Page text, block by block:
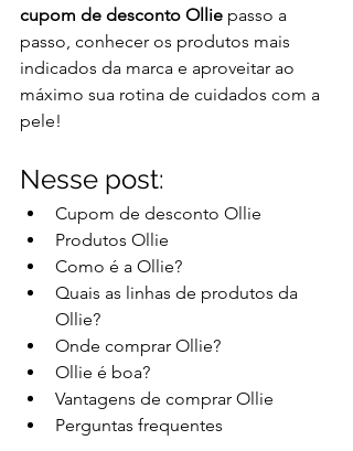
cupom de desconto Ollie passo a
passo, conhecer os produtos mais
indicados da marca e aproveitar ao
máximo sua rotina de cuidados com a
pele!
Nesse post:
Cupom de desconto Ollie
Produtos Ollie
Como é a Ollie?
Quais as linhas de produtos da
Ollie?
Onde comprar Ollie?
Ollie é boa?
Vantagens de comprar Ollie
Perguntas frequentes